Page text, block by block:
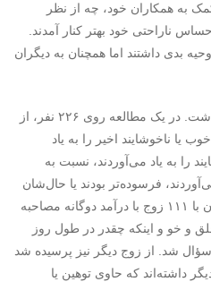
کمک به همکاران خود، چه از نظر
ناراحتی خود بهتر کنار آمدند.
بدی داشتند اما همچنان به دیگران
این گزارش چند مطالعه متفاوت داشت. در یک مطالعه روی ۲۲۶ نفر، از
یا ناخوشایند اخیر را به‌ یاد
را به‌ یاد می‌آوردند، نسبت به
فرسوده‌تر بودند یا حال‌شان
بدتر بود. در مطالعه دیگری، محققان با ۱۱۱ زوج با درآمد دوگانه مصاحبه
و خو و اینکه چقدر در طول روز
شد. از زوج دیگر نیز پرسیده شد
داشته‌اند که حاوی توهین یا